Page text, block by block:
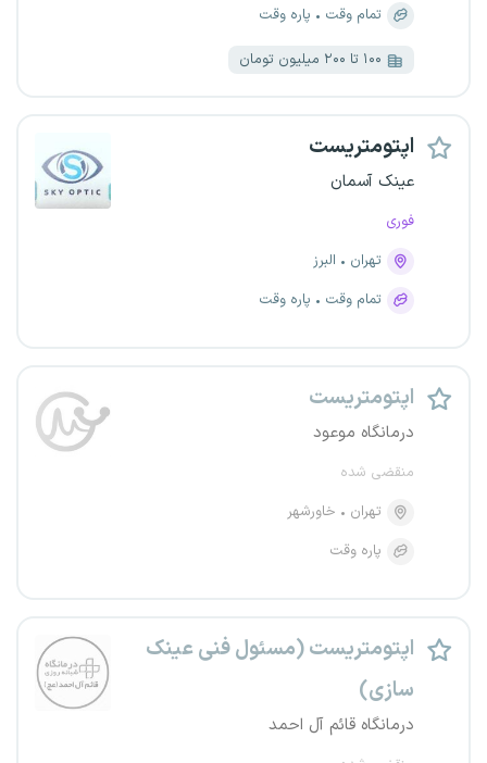
تمام وقت
پاره وقت
۱۰۰ تا ۲۰۰ میلیون تومان
اپتومتریست
عینک آسمان
فوری
تهران
البرز
تمام وقت
پاره وقت
اپتومتریست
درمانگاه موعود
منقضی شده
تهران
خاورشهر
پاره وقت
اپتومتریست (مسئول فنی عینک
سازی)
درمانگاه قائم آل احمد